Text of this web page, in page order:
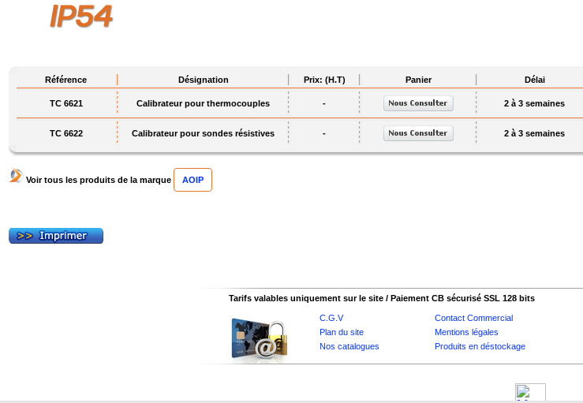
Référence Désignation Prix: (H.T) Panier Délai
TC 6621 Calibrateur pour thermocouples - 2 à 3 semaines
TC 6622 Calibrateur pour sondes résistives - 2 à 3 semaines
Voir tous les produits de la marque AOIP
Tarifs valables uniquement sur le site / Paiement CB sécurisé SSL 128 bits
C.G.V
Contact Commercial
Plan du site
Mentions légales
Nos catalogues
Produits en déstockage